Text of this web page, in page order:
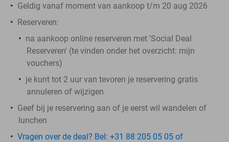
Geldig vanaf moment van aankoop t/m 20 aug 2026
Reserveren:
na aankoop online reserveren met 'Social Deal
Reserveren' (te vinden onder het overzicht: mijn
vouchers)
je kunt tot 2 uur van tevoren je reservering gratis
annuleren of wijzigen
Geef bij je reservering aan of je eerst wil wandelen of
lunchen
Vragen over de deal? Bel: +31 88 205 05 05 of